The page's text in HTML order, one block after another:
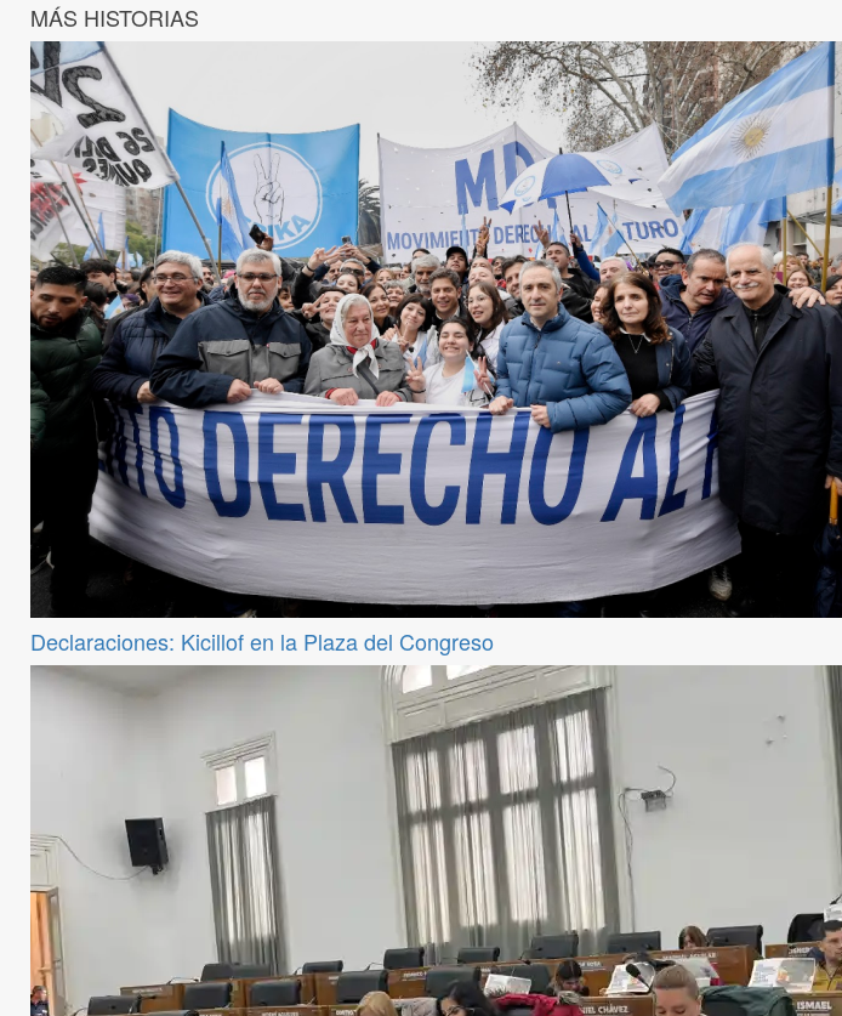
MÁS HISTORIAS
Declaraciones: Kicillof en la Plaza del Congreso